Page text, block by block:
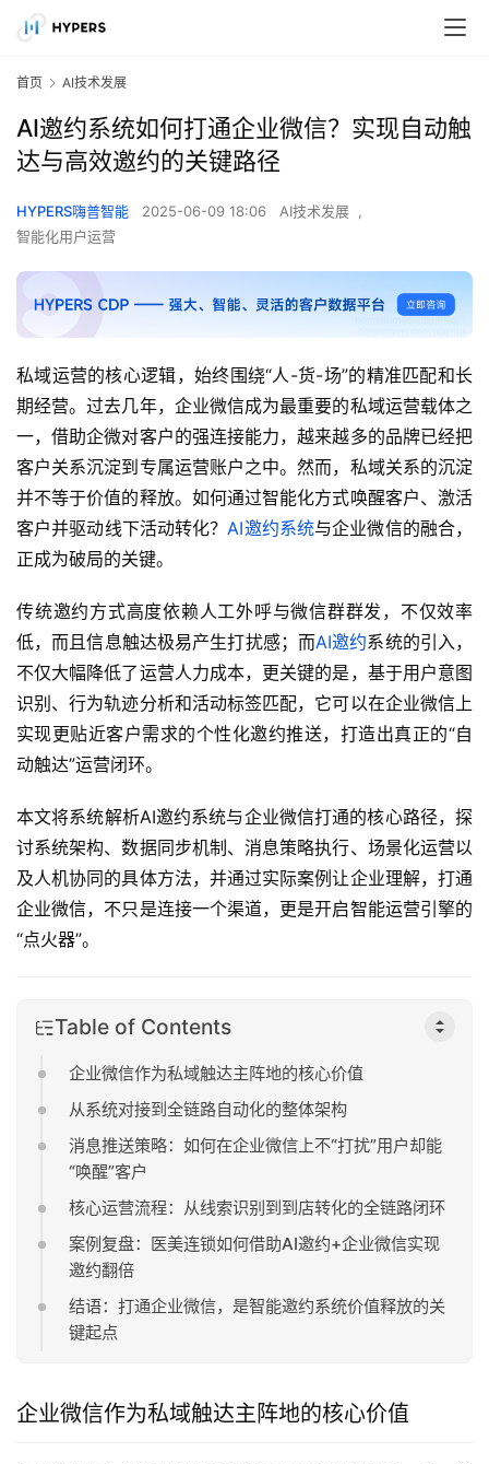
首页 AI技术发展
AI邀约系统如何打通企业微信？实现自动触
达与高效邀约的关键路径
HYPERS嗨普智能 2025-06-09 18:06 AI技术发展 ,
智能化用户运营
私域运营的核心逻辑，始终围绕“人-货-场”的精准匹配和长
期经营。过去几年，企业微信成为最重要的私域运营载体之
一，借助企微对客户的强连接能力，越来越多的品牌已经把
客户关系沉淀到专属运营账户之中。然而，私域关系的沉淀
并不等于价值的释放。如何通过智能化方式唤醒客户、激活
客户并驱动线下活动转化？AI邀约系统与企业微信的融合，
正成为破局的关键。
传统邀约方式高度依赖人工外呼与微信群群发，不仅效率
低，而且信息触达极易产生打扰感；而AI邀约系统的引入，
不仅大幅降低了运营人力成本，更关键的是，基于用户意图
识别、行为轨迹分析和活动标签匹配，它可以在企业微信上
实现更贴近客户需求的个性化邀约推送，打造出真正的“自
动触达”运营闭环。
本文将系统解析AI邀约系统与企业微信打通的核心路径，探
讨系统架构、数据同步机制、消息策略执行、场景化运营以
及人机协同的具体方法，并通过实际案例让企业理解，打通
企业微信，不只是连接一个渠道，更是开启智能运营引擎的
“点火器”。
Table of Contents
企业微信作为私域触达主阵地的核心价值
从系统对接到全链路自动化的整体架构
消息推送策略：如何在企业微信上不“打扰”用户却能
“唤醒”客户
核心运营流程：从线索识别到到店转化的全链路闭环
案例复盘：医美连锁如何借助AI邀约+企业微信实现
邀约翻倍
结语：打通企业微信，是智能邀约系统价值释放的关
键起点
企业微信作为私域触达主阵地的核心价值